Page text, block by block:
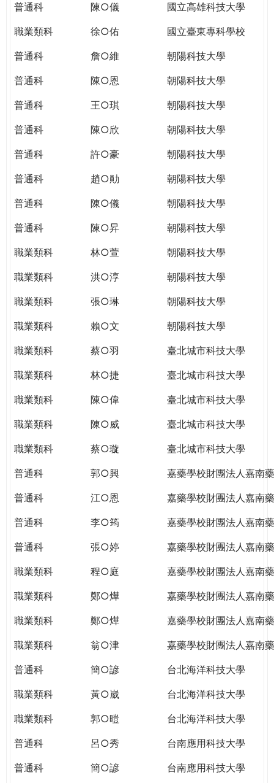
WAGOR
TODAY
THE
WORLD
PUTTING
YOU
THE
GLOBAL
CITIZENSHIP
普通科
陳○儀
國立高雄科技大學
職業類科
徐○佑
國立臺東專科學校
普通科
詹○維
朝陽科技大學
普通科
陳○恩
朝陽科技大學
普通科
王○琪
朝陽科技大學
普通科
陳○欣
朝陽科技大學
普通科
許○豪
朝陽科技大學
普通科
趙○勛
朝陽科技大學
普通科
陳○儀
朝陽科技大學
普通科
陳○昇
朝陽科技大學
職業類科
林○萱
朝陽科技大學
職業類科
洪○淳
朝陽科技大學
職業類科
張○琳
朝陽科技大學
職業類科
賴○文
朝陽科技大學
職業類科
蔡○羽
臺北城市科技大學
職業類科
林○捷
臺北城市科技大學
職業類科
陳○偉
臺北城市科技大學
職業類科
陳○威
臺北城市科技大學
職業類科
蔡○璇
臺北城市科技大學
普通科
郭○興
嘉藥學校財團法人嘉南
普通科
江○恩
嘉藥學校財團法人嘉南
普通科
李○筠
嘉藥學校財團法人嘉南
普通科
張○婷
嘉藥學校財團法人嘉南
職業類科
程○庭
嘉藥學校財團法人嘉南
職業類科
鄭○燁
嘉藥學校財團法人嘉南
職業類科
鄭○燁
嘉藥學校財團法人嘉南
職業類科
翁○津
嘉藥學校財團法人嘉南
普通科
簡○諺
台北海洋科技大學
職業類科
黃○崴
台北海洋科技大學
職業類科
郭○暟
台北海洋科技大學
普通科
呂○秀
台南應用科技大學
普通科
簡○諺
台南應用科技大學